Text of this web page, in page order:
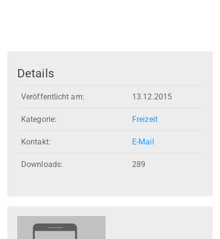
Details
Veröffentlicht am: 13.12.2015
Kategorie: Freizeit
Kontakt: E-Mail
Downloads: 289